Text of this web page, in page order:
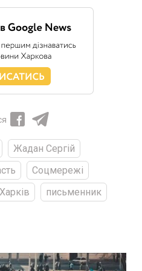
Жадан Сергій
Соцмережі
Харків письменник